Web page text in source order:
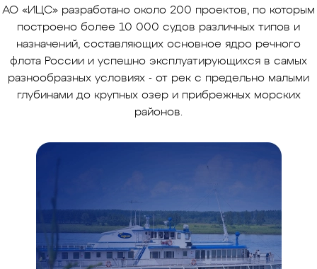
АО «ИЦС» разработано около 200 проектов, по которым
построено более 10 000 судов различных типов и
назначений, составляющих основное ядро речного
флота России и успешно эксплуатирующихся в самых
разнообразных условиях - от рек с предельно малыми
глубинами до крупных озер и прибрежных морских
районов.